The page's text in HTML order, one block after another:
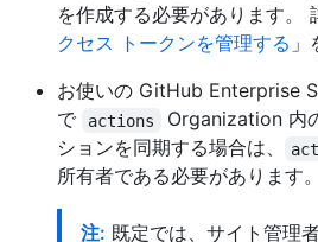
を作成する必要があります。
クセス トークンを管理する
お使いの GitHub Enterprise
で
actions
Organization 内
ションを同期する場合は、
所有者である必要があります。
注: 既定では、サイト管理